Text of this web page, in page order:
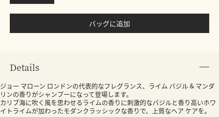
バッグに追加
Details
ジョー マローン ロンドンの代表的なフレグランス、ライム バジル & マンダ
リンの香りがシャンプーになって登場します。
カリブ海に吹く風を思わせるライムの香りに刺激的なバジルと香り高いホワ
イトライムが加わったモダンクラッシックな香りで、上質なヘア ケアを。